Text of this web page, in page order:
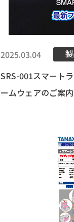
2025.03.04
SRS-001スマート
ームウェアのご案